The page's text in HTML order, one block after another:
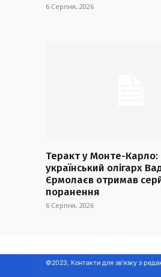
6 Серпня, 2026
Теракт у Монте-Карло:
український олігарх
Єрмолаєв отримав
поранення
6 Серпня, 2026
©2023, Контакти для зв'язку з